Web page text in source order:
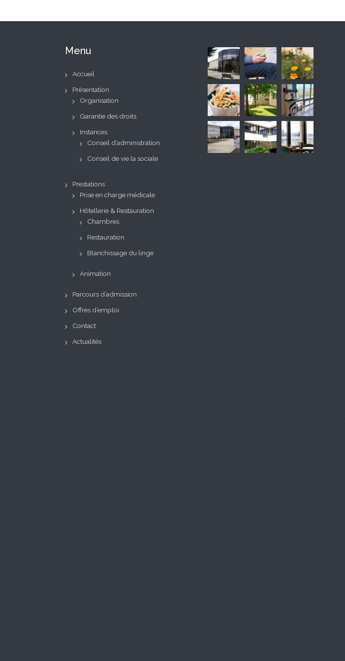
Menu
Accueil
Présentation
Organisation
Garantie des droits
Instances
Conseil d’administration
Conseil de vie la sociale
Prestations
Prise en charge médicale
Hôtellerie & Restauration
Chambres
Restauration
Blanchissage du linge
Animation
Parcours d’admission
Offres d’emploi
Contact
Actualités